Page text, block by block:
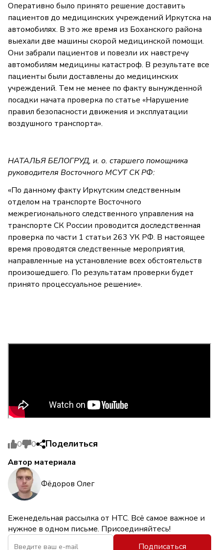
Оперативно было принято решение доставить
пациентов до медицинских учреждений Иркутска на
автомобилях. В это же время из Боханского района
выехали две машины скорой медицинской помощи.
Они забрали пациентов и повезли их навстречу
автомобилям медицины катастроф. В результате все
пациенты были доставлены до медицинских
учреждений. Тем не менее по факту вынужденной
посадки начата проверка по статье «Нарушение
правил безопасности движения и эксплуатации
воздушного транспорта».
НАТАЛЬЯ БЕЛОГРУД, и. о. старшего помощника
руководителя Восточного МСУТ СК РФ:
«По данному факту Иркутским следственным
отделом на транспорте Восточного
межрегионального следственного управления на
транспорте СК России проводится доследственная
проверка по части 1 статьи 263 УК РФ. В настоящее
время проводятся следственные мероприятия,
направленные на установление всех обстоятельств
произошедшего. По результатам проверки будет
принято процессуальное решение».
0 0 Поделиться
Автор материала
Фёдоров Олег
Еженедельная рассылка от НТС. Всё самое важное и
нужное в одном письме. Присоединяйтесь!
Подписаться